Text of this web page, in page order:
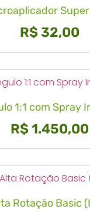
R$ 32,00
1:1 com Spray
R$1.450,00
Rotação Basic